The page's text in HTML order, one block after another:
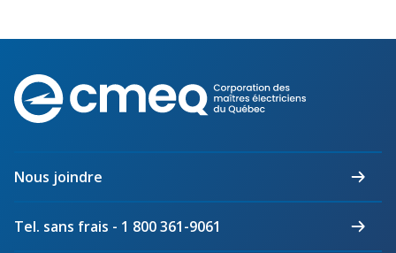
des
électriciens
Nous joindre
Tel. sans frais - 1 800 361-9061